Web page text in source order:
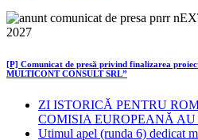
[P] Comunicat de presă privind finalizarea
MULTICONT CONSULT SRL”
ZI ISTORICĂ PENTRU
COMISIA EUROPEANĂ AU
Utimul apel (runda 6) dedicat